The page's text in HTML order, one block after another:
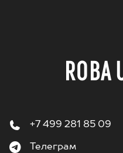
ROBA
+7 499 281 85 09
Телеграм